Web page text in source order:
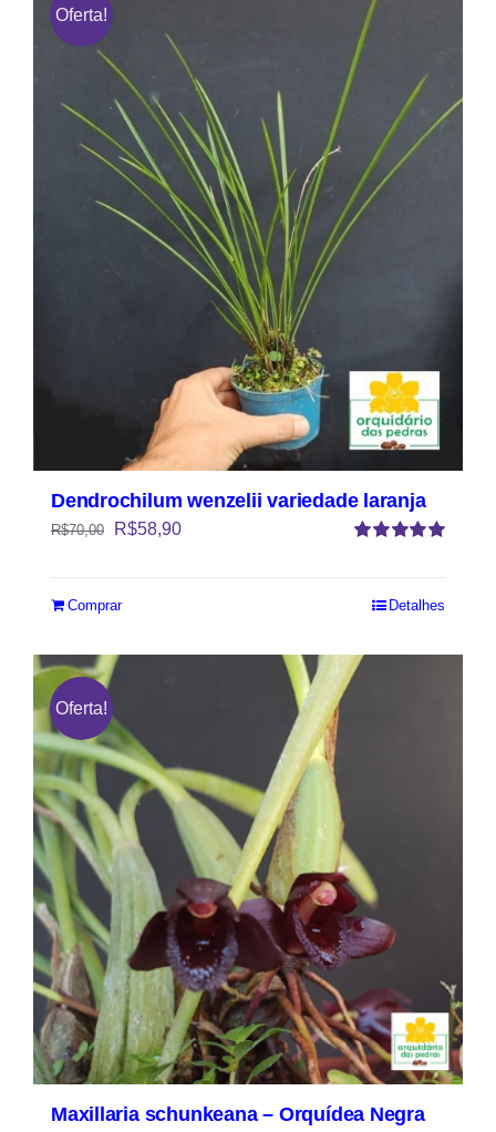
Oferta!
Dendrochilum wenzelii variedade laranja
R$70,00 R$58,90
Comprar Detalhes
Oferta!
Maxillaria schunkeana – Orquídea Negra